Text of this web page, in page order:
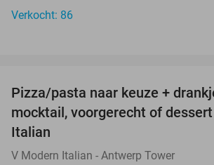
Verkocht: 86
Pizza/pasta naar keuze +
mocktail, voorgerecht of
Italian
V Modern Italian - Antwerp Tower